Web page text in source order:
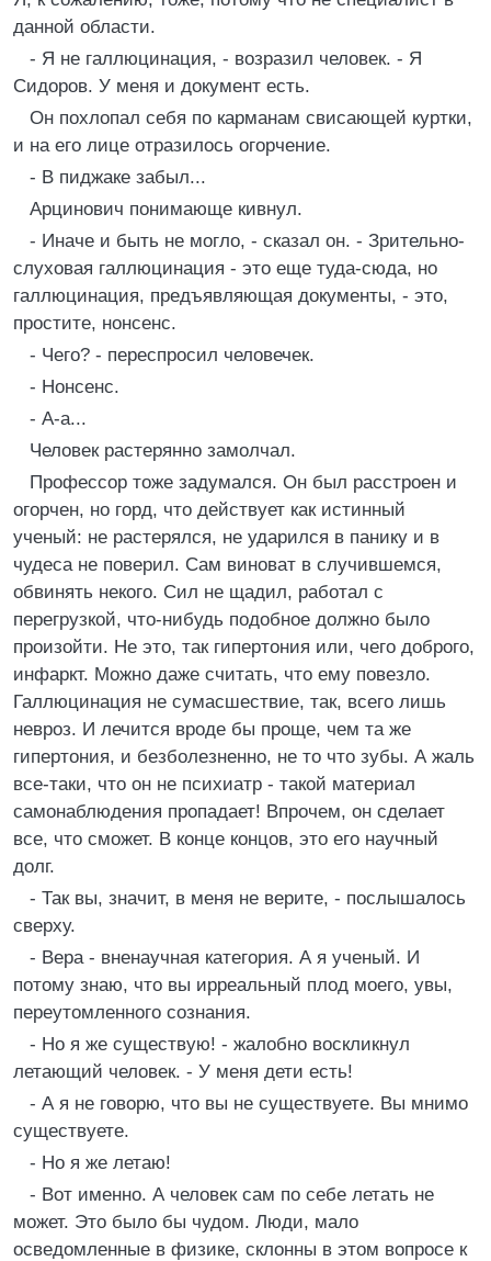
данной области.
- Я не галлюцинация, - возразил человек. - Я
Сидоров. У меня и документ есть.
Он похлопал себя по карманам свисающей куртки,
и на его лице отразилось огорчение.
- В пиджаке забыл...
Арцинович понимающе кивнул.
- Иначе и быть не могло, - сказал он. - Зрительно-
слуховая галлюцинация - это еще туда-сюда, но
галлюцинация, предъявляющая документы, - это,
простите, нонсенс.
- Чего? - переспросил человечек.
- Нонсенс.
- А-а...
Человек растерянно замолчал.
Профессор тоже задумался. Он был расстроен и
огорчен, но горд, что действует как истинный
ученый: не растерялся, не ударился в панику и в
чудеса не поверил. Сам виноват в случившемся,
обвинять некого. Сил не щадил, работал с
перегрузкой, что-нибудь подобное должно было
произойти. Не это, так гипертония или, чего доброго,
инфаркт. Можно даже считать, что ему повезло.
Галлюцинация не сумасшествие, так, всего лишь
невроз. И лечится вроде бы проще, чем та же
гипертония, и безболезненно, не то что зубы. А жаль
все-таки, что он не психиатр - такой материал
самонаблюдения пропадает! Впрочем, он сделает
все, что сможет. В конце концов, это его научный
долг.
- Так вы, значит, в меня не верите, - послышалось
сверху.
- Вера - вненаучная категория. А я ученый. И
потому знаю, что вы ирреальный плод моего, увы,
переутомленного сознания.
- Но я же существую! - жалобно воскликнул
летающий человек. - У меня дети есть!
- А я не говорю, что вы не существуете. Вы мнимо
существуете.
- Но я же летаю!
- Вот именно. А человек сам по себе летать не
может. Это было бы чудом. Люди, мало
осведомленные в физике, склонны в этом вопросе к